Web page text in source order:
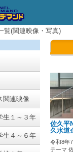
覧(関連映像・写真)
関連映像
生１～３年
生４～６年
佐久平
久水道
令和8年
テーマ